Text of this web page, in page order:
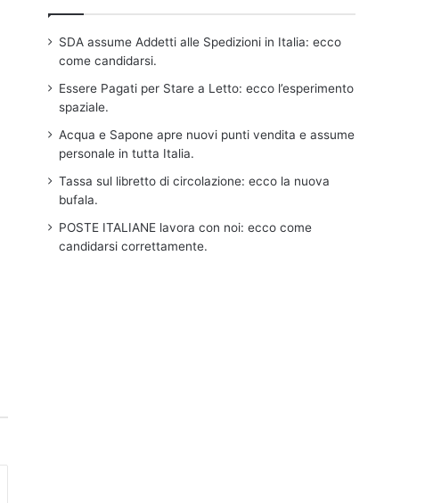
SDA assume Addetti alle Spedizioni in Italia: ecco
come candidarsi.
Essere Pagati per Stare a Letto: ecco l’esperimento
spaziale.
Acqua e Sapone apre nuovi punti vendita e assume
personale in tutta Italia.
Tassa sul libretto di circolazione: ecco la nuova
bufala.
POSTE ITALIANE lavora con noi: ecco come
candidarsi correttamente.